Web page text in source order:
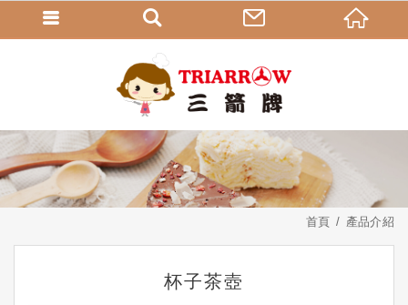
首頁 產品介紹
杯子茶壺